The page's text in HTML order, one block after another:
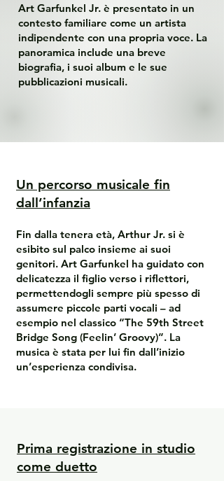
Art Garfunkel Jr. è presentato in un
contesto familiare come un artista
indipendente con una propria voce. La
panoramica include una breve
biografia, i suoi album e le sue
pubblicazioni musicali.
Un percorso musicale fin
dall’infanzia
Fin dalla tenera età, Arthur Jr. si è
esibito sul palco insieme ai suoi
genitori. Art Garfunkel ha guidato con
delicatezza il figlio verso i riflettori,
permettendogli sempre più spesso di
assumere piccole parti vocali – ad
esempio nel classico “The 59th Street
Bridge Song (Feelin’ Groovy)”. La
musica è stata per lui fin dall’inizio
un’esperienza condivisa.
Prima registrazione in studio
come duetto